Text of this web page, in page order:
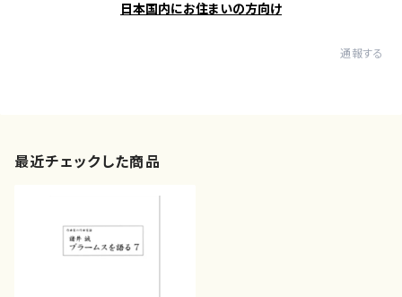
日本国内にお住まいの方向け
通報する
最近チェックした商品